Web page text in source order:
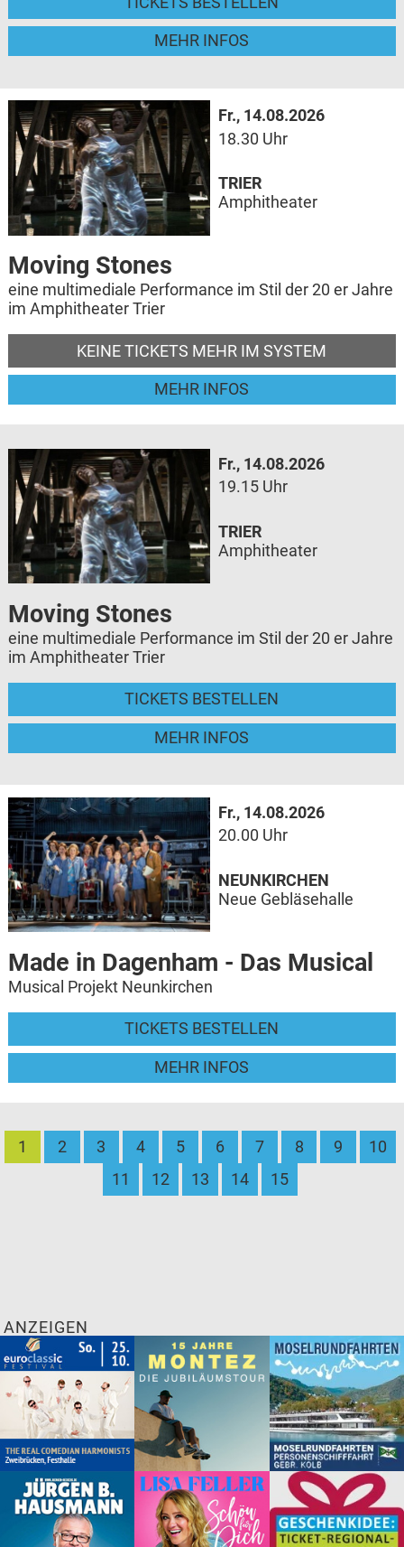
MEHR INFOS
Fr., 14.08.2026
18.30 Uhr
Moving Stones
eine multimediale Performance im Stil der 20 er Jahre
im Amphitheater Trier
KEINE TICKETS MEHR IM SYSTEM
MEHR INFOS
TRIER
Amphitheater
Fr., 14.08.2026
19.15 Uhr
Moving Stones
eine multimediale Performance im Stil der 20 er Jahre
im Amphitheater Trier
TICKETS BESTELLEN
MEHR INFOS
TRIER
Amphitheater
Fr., 14.08.2026
20.00 Uhr
Made in Dagenham - Das Musical
Musical Projekt Neunkirchen
TICKETS BESTELLEN
MEHR INFOS
NEUNKIRCHEN
Neue Gebläsehalle
1 2 3 4 5 6 7 8 9
10
11
12 13 14 15
ANZEIGEN